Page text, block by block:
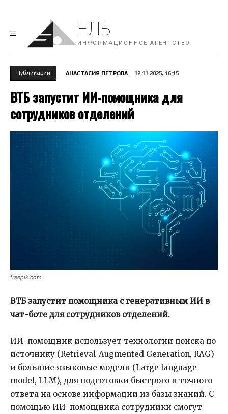
ЕЛЬ
ИНФОРМАЦИОННОЕ АГЕНТСТВО
Публикации АНАСТАСИЯ ПЕТРОВА 12.11.2025, 16:15
ВТБ запустит ИИ-помощника для
сотрудников отделений
freepik.com
ВТБ запустит помощника с генеративным ИИ в
чат-боте для сотрудников отделений.
ИИ-помощник использует технологии поиска по
источнику (Retrieval-Augmented Generation, RAG)
и большие языковые модели (Large language
model, LLM), для подготовки быстрого и точного
ответа на основе информации из базы знаний. С
помощью ИИ-помощника сотрудники смогут